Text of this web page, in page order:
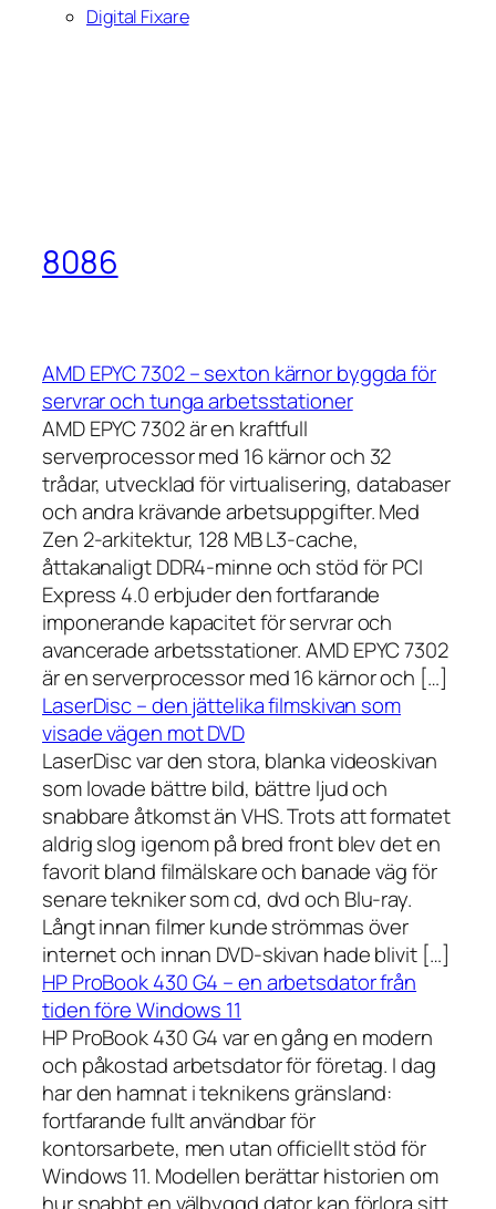
Digital Fixare
8086
AMD EPYC 7302 – sexton kärnor byggda för
servrar och tunga arbetsstationer
AMD EPYC 7302 är en kraftfull
serverprocessor med 16 kärnor och 32
trådar, utvecklad för virtualisering, databaser
och andra krävande arbetsuppgifter. Med
Zen 2-arkitektur, 128 MB L3-cache,
åttakanaligt DDR4-minne och stöd för PCI
Express 4.0 erbjuder den fortfarande
imponerande kapacitet för servrar och
avancerade arbetsstationer. AMD EPYC 7302
är en serverprocessor med 16 kärnor och […]
LaserDisc – den jättelika filmskivan som
visade vägen mot DVD
LaserDisc var den stora, blanka videoskivan
som lovade bättre bild, bättre ljud och
snabbare åtkomst än VHS. Trots att formatet
aldrig slog igenom på bred front blev det en
favorit bland filmälskare och banade väg för
senare tekniker som cd, dvd och Blu-ray.
Långt innan filmer kunde strömmas över
internet och innan DVD-skivan hade blivit […]
HP ProBook 430 G4 – en arbetsdator från
tiden före Windows 11
HP ProBook 430 G4 var en gång en modern
och påkostad arbetsdator för företag. I dag
har den hamnat i teknikens gränsland:
fortfarande fullt användbar för
kontorsarbete, men utan officiellt stöd för
Windows 11. Modellen berättar historien om